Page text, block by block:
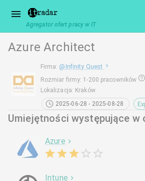
Agregator ofert pracy w IT
Azure Architect
Firma: @ Infinity Quest
Rozmiar firmy: 1-200 pracowników
Lokalizacja: Kraków
2025-06-28 - 2025-08-28
Umiejętności występujące w
Azure
Intune